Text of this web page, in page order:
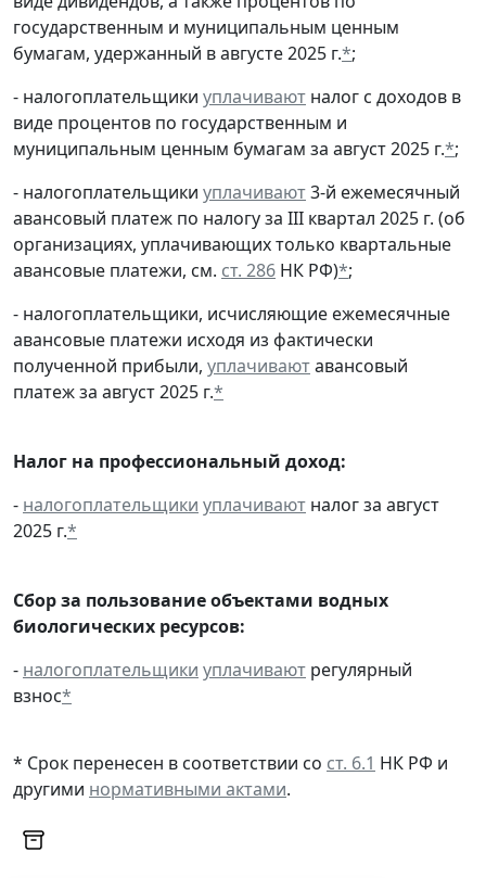
государственным и муниципальным ценным
бумагам, удержанный в августе 2025 г.*;
- налогоплательщики уплачивают налог с доходов в
виде процентов по государственным и
муниципальным ценным бумагам за август 2025 г.*;
- налогоплательщики уплачивают3-й ежемесячный
авансовый платеж по налогу за III квартал 2025 г. (об
организациях, уплачивающих только квартальные
авансовые платежи, см. ст. 286 НК РФ)*;
- налогоплательщики, исчисляющие ежемесячные
авансовые платежи исходя из фактически
полученной прибыли, уплачиваютавансовый
платеж за август 2025 г.*
Налог на профессиональный доход:
- налогоплательщики уплачивают налог за август
2025 г.*
Сбор за пользование объектами водных
биологических ресурсов:
- налогоплательщики уплачивают регулярный
взнос*
* Срок перенесен в соответствии со ст. 6.1 НК РФ и
другими нормативными актами.